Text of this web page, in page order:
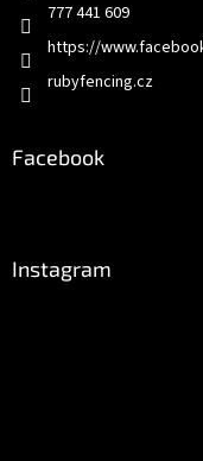
777 441 609
https://
rubyfencing.cz
Facebook
Instagram